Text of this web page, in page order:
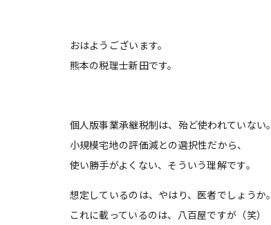
おはようございます。
熊本の税理士新田です。
個人版事業承継税制は、殆ど使われていない。
小規模宅地の評価減との選択性だから、
使い勝手がよくない、そういう理解です。
想定しているのは、やはり、医者でしょうか。
これに載っているのは、八百屋ですが（笑）